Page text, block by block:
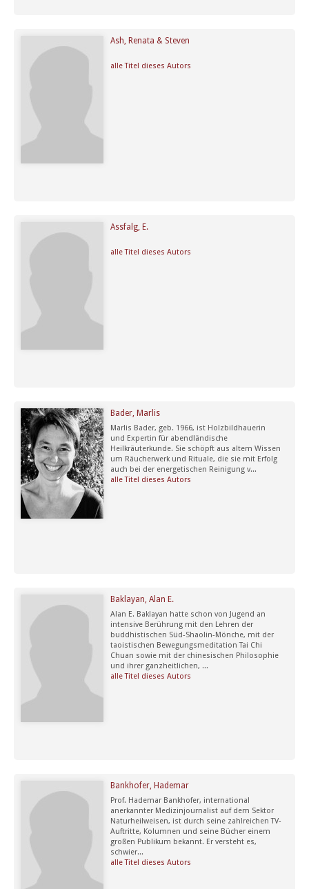
Ash, Renata & Steven
alle Titel dieses Autors
Assfalg, E.
alle Titel dieses Autors
Bader, Marlis
Marlis Bader, geb. 1966, ist Holzbildhauerin
und Expertin für abendländische
Heilkräuterkunde. Sie schöpft aus altem Wissen
um Räucherwerk und Rituale, die sie mit Erfolg
auch bei der energetischen Reinigung v...
alle Titel dieses Autors
Baklayan, Alan E.
Alan E. Baklayan hatte schon von Jugend an
intensive Berührung mit den Lehren der
buddhistischen Süd-Shaolin-Mönche, mit der
taoistischen Bewegungsmeditation Tai Chi
Chuan sowie mit der chinesischen Philosophie
und ihrer ganzheitlichen, ...
alle Titel dieses Autors
Bankhofer, Hademar
Prof. Hademar Bankhofer, international
anerkannter Medizinjournalist auf dem Sektor
Naturheilweisen, ist durch seine zahlreichen TV-
Auftritte, Kolumnen und seine Bücher einem
großen Publikum bekannt. Er versteht es,
schwier...
alle Titel dieses Autors